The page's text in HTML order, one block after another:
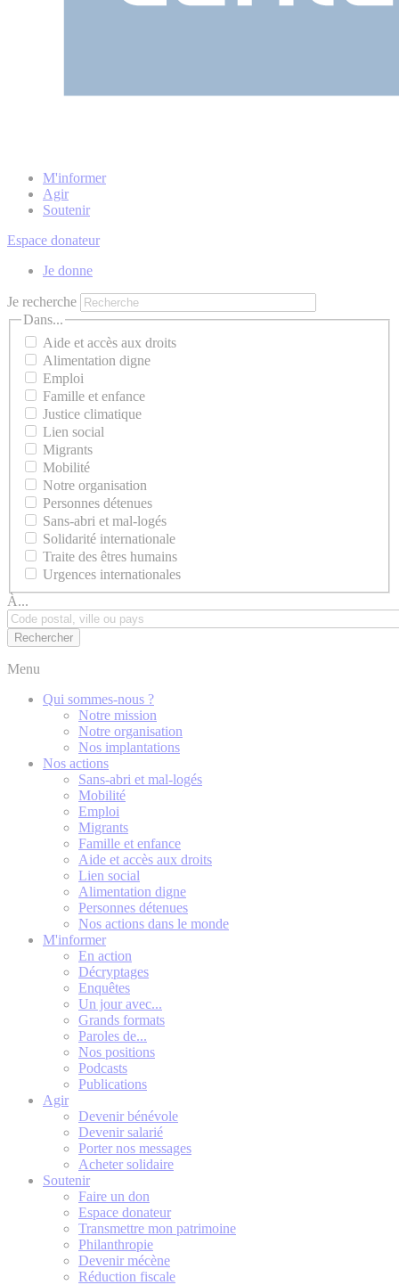
M'informer
Agir
Soutenir
Espace donateur
Je donne
Je recherche
Dans...
Aide et accès aux droits
Alimentation digne
Emploi
Famille et enfance
Justice climatique
Lien social
Migrants
Mobilité
Notre organisation
Personnes détenues
Sans-abri et mal-logés
Solidarité internationale
Traite des êtres humains
Urgences internationales
À...
Menu
Qui sommes-nous ?
Notre mission
Notre organisation
Nos implantations
Nos actions
Sans-abri et mal-logés
Mobilité
Emploi
Migrants
Famille et enfance
Aide et accès aux droits
Lien social
Alimentation digne
Personnes détenues
Nos actions dans le monde
M'informer
En action
Décryptages
Enquêtes
Un jour avec...
Grands formats
Paroles de...
Nos positions
Podcasts
Publications
Agir
Devenir bénévole
Devenir salarié
Porter nos messages
Acheter solidaire
Soutenir
Faire un don
Espace donateur
Transmettre mon patrimoine
Philanthropie
Devenir mécène
Réduction fiscale